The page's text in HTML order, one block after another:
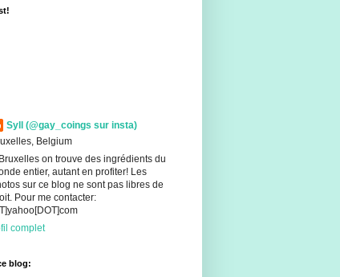
Syll (@gay_coings sur insta)
Belgium
on trouve des ingrédients du
entier, autant en profiter! Les
sur ce blog ne sont pas libres de
Pour me contacter:
complet
blog: